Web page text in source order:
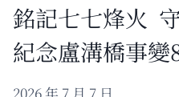
銘記七七烽火
紀念盧溝橋事變
2026 年 7 月 7 日